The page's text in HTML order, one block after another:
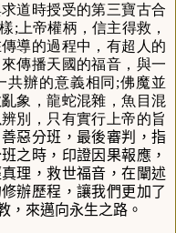
道時授受的第三寶古合
;上帝權柄，信主得救，
導的過程中，有超人的
傳播天國的福音，與一
共辦的意義相同;佛魔並
象，龍蛇混雜，魚目混
別，只有實行上帝的旨
惡分班，最後審判，指
之時，印證因果報應，
理，救世福音，在闡述
辦歷程，讓我們更加了
，來邁向永生之路。